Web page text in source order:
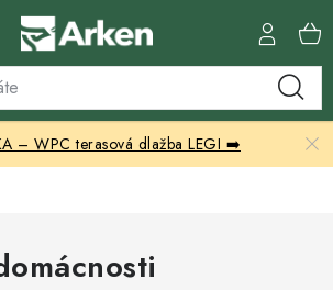
– WPC terasová dlažba LEGI ➡️